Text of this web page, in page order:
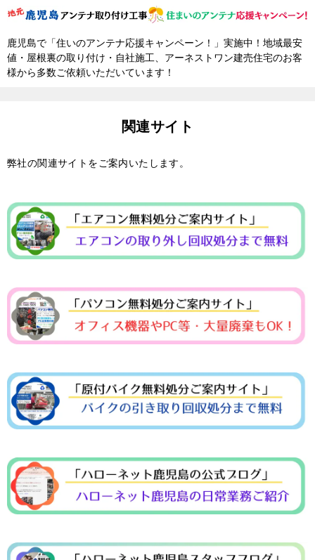
鹿児島で「住いのアンテナ応援キャンペーン！」実施中！地域最安
値・屋根裏の取り付け・自社施工、アーネストワン建売住宅のお客
様から多数ご依頼いただいています！
関連サイト
弊社の関連サイトをご案内いたします。